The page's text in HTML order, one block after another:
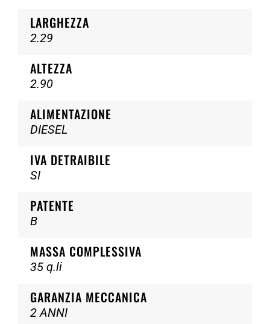
LARGHEZZA
2.29
ALTEZZA
2.90
ALIMENTAZIONE
DIESEL
IVA DETRAIBILE
SI
PATENTE
B
MASSA COMPLESSIVA
35 q.li
GARANZIA MECCANICA
2 ANNI